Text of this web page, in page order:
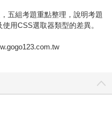
五組考題重點整理，說明考題
用CSS選取器類型的差異。